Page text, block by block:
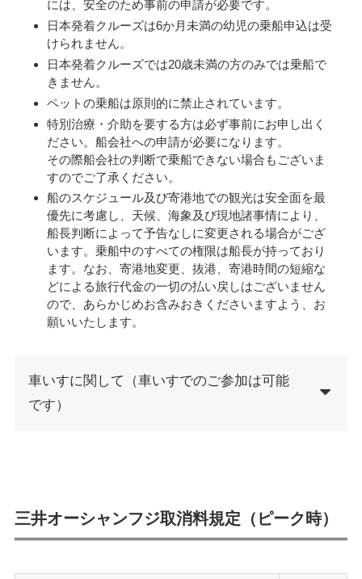
には、安全のため事前の申請が必要です。
日本発着クルーズは6か月未満の幼児の乗船申込は受
けられません。
日本発着クルーズでは20歳未満の方のみでは乗船で
きません。
ペットの乗船は原則的に禁止されています。
特別治療・介助を要する方は必ず事前にお申し出く
ださい。船会社への申請が必要になります。
その際船会社の判断で乗船できない場合もございま
すのでご了承ください。
船のスケジュール及び寄港地での観光は安全面を最
優先に考慮し、天候、海象及び現地諸事情により、
船長判断によって予告なしに変更される場合がござ
います。乗船中のすべての権限は船長が持っており
ます。なお、寄港地変更、抜港、寄港時間の短縮な
どによる旅行代金の一切の払い戻しはございません
ので、あらかじめお含みおきくださいますよう、お
願いいたします。
車いすに関して（車いすでのご参加は可能
です）
三井オーシャンフジ取消料規定（ピーク時）